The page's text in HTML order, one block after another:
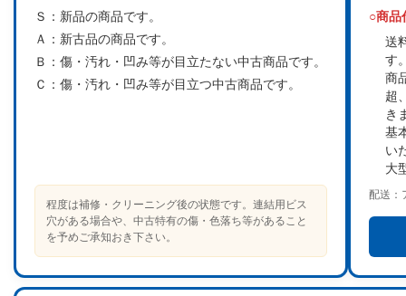
Ｓ： 新品の商品です。
Ａ： 新古品の商品です。
Ｂ： 傷・汚れ・凹み等が目立たない中古商品です。
Ｃ： 傷・汚れ・凹み等が目立つ中古商品です。
程度は補修・クリーニング後の状態です。連結用ビス
穴がある場合や、中古特有の傷・色落ち等があること
を予めご承知おき下さい。
○商品
送
す
商
超
き
基
い
大
配送：